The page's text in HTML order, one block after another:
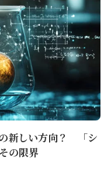
新しい方向？ 「シ
の限界